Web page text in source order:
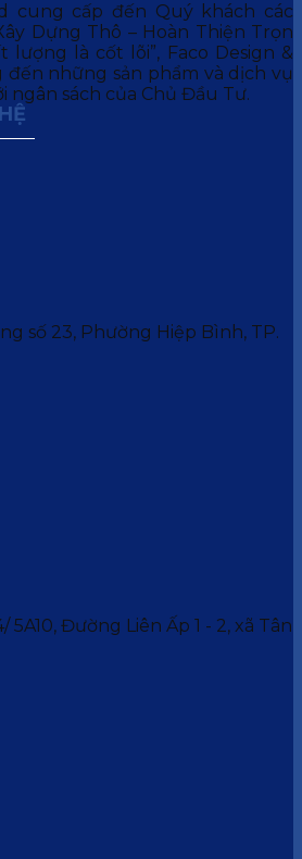
cung cấp đến Quý khách các
Dựng Thô – Hoàn Thiện Trọn
lượng là cốt lõi”, Faco Design &
đến những sản phẩm và dịch vụ
sách của Chủ Đầu Tư.
số 23, Phường Hiệp Bình, TP.
5A10, Đường Liên Ấp 1 - 2, xã Tân